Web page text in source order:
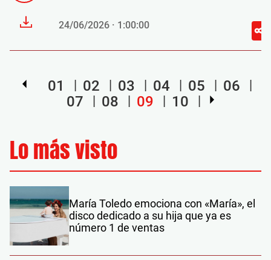
24/06/2026 · 1:00:00
01 02 03 04 05
06
07
08 09 10
Lo más visto
María Toledo emociona con «María», el
disco dedicado a su hija que ya es
número 1 de ventas